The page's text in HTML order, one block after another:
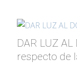
DAR LUZ
respecto de